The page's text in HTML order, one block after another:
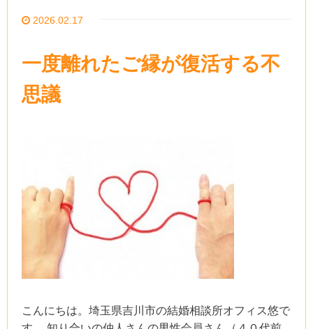
2026.02.17
一度離れたご縁が復活する不
思議
こんにちは。埼玉県吉川市の結婚相談所オフィス悠で